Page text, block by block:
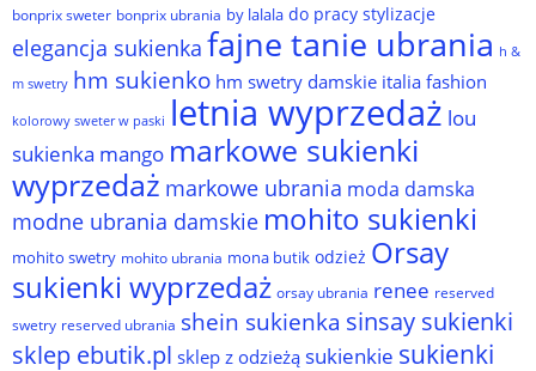
bonprix sweter bonprix ubrania by lalala do pracy stylizacje
elegancja sukienka fajne tanie ubrania h &
m swetry hm sukienko hm swetry damskie italia fashion
kolorowy sweter w paski letnia wyprzedaż lou
sukienka mango markowe sukienki
wyprzedaż markowe ubrania moda damska
modne ubrania damskie mohito sukienki
mohito swetry mohito ubrania mona butik odzież Orsay
sukienki wyprzedaż orsay ubrania renee reserved
swetry reserved ubrania shein sukienka sinsay sukienki
sklep ebutik.pl sklep z odzieżą sukienkie sukienki